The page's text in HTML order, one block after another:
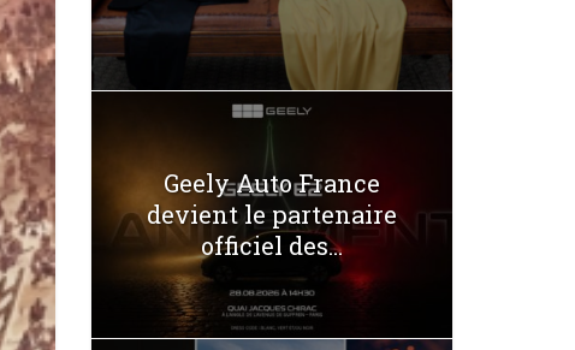
Geely Auto France
devient le partenaire
officiel des...